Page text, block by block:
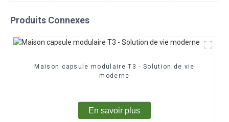
Produits Connexes
Maison capsule modulaire T3 - Solution de vie
moderne
En savoir plus